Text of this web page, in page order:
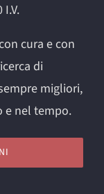
I.V.
cura e con
di
migliori,
e nel tempo.